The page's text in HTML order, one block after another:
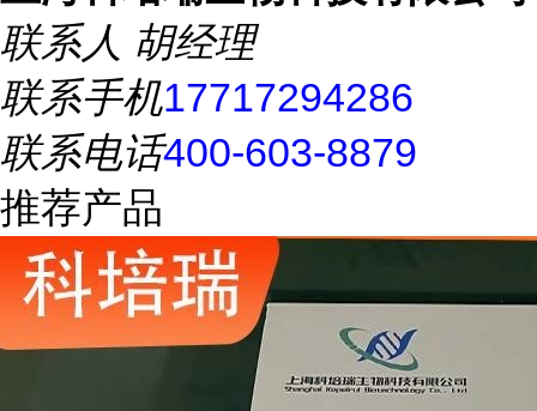
联系人 胡经理
联系手机17717294286
联系电话400-603-8879
推荐产品